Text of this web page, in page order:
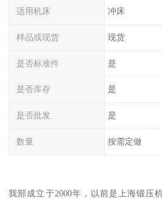
适用机床 冲床
样品或现货 现货
是否标准件 是
是否库存 是
是否批发 是
数量 按需定做
我部成立于2000年，以前是上海锻压